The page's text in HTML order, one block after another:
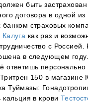
быть
договора в одной из
банком страховых
как раз и
с
в следующем
ответишь персонально
150 в магазине
Туймазы:
в крови